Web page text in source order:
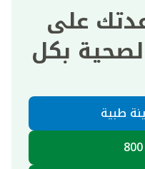
على
بكل
طبية